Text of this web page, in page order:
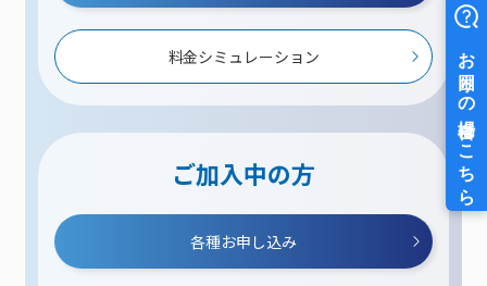
料金シミュレーション
ご加入中の方
各種お申し込み